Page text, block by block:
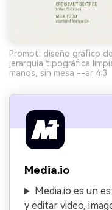
Prompt: diseño gráfico
jerarquía tipográfica
manos, sin mesa --ar 4:3
Media.io
Media.io es un
y editar video,